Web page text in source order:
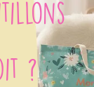
?